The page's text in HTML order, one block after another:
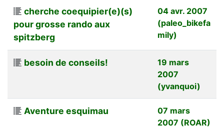
cherche coequipier(e)(s)
pour grosse rando aux
spitzberg
04 avr. 2007
(paleo_bikefa
mily)
besoin de conseils!
19 mars
2007
(yvanquoi)
Aventure esquimau
07 mars
2007 (ROAR)